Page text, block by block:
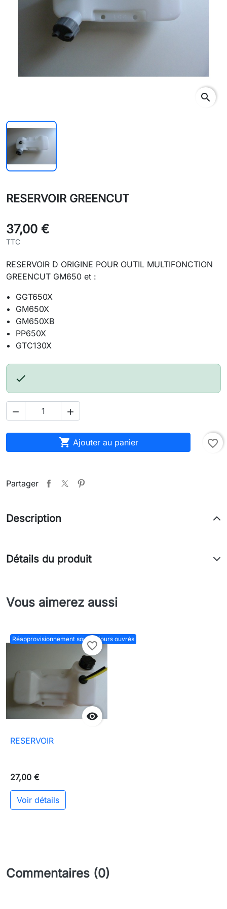
search
RESERVOIR GREENCUT
37,00 €
TTC
RESERVOIR D ORIGINE POUR OUTIL MULTIFONCTION
GREENCUT GM650 et :
GGT650X
GM650X
GM650XB
PP650X
GTC130X

 
 Ajouter au panier favorite_border
Partager
Description
Détails du produit
Vous aimerez aussi
Réapprovisionnement sous 15 jours ouvrés

favorite_border
RESERVOIR
27,00 €
Voir détails
Commentaires (0)